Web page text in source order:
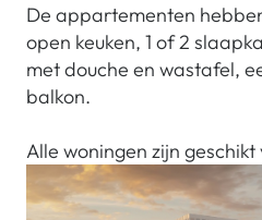
De appartementen
open keuken, 1 of 2
met douche en wastafel,
balkon.
Alle woningen zijn